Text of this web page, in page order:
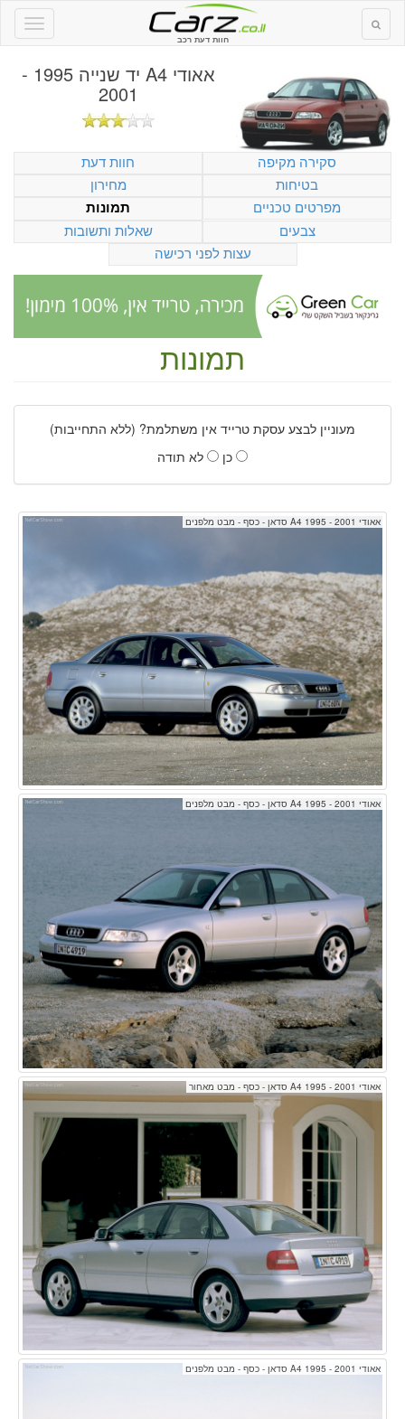
חוות דעת רכב
אאודי A4 יד שנייה 1995 -
2001
סקירה מקיפה
חוות דעת
בטיחות
מחירון
מפרטים טכניים
תמונות
צבעים
שאלות ותשובות
עצות לפני רכישה
תמונות
מעוניין לבצע עסקת טרייד אין משתלמת? (ללא התחייבות)
כן
לא תודה
אאודי A4 1995 - 2001 סדאן - כסף - מבט מלפנים
אאודי A4 1995 - 2001 סדאן - כסף - מבט מלפנים
אאודי A4 1995 - 2001 סדאן - כסף - מבט מאחור
אאודי A4 1995 - 2001 סדאן - כסף - מבט מלפנים